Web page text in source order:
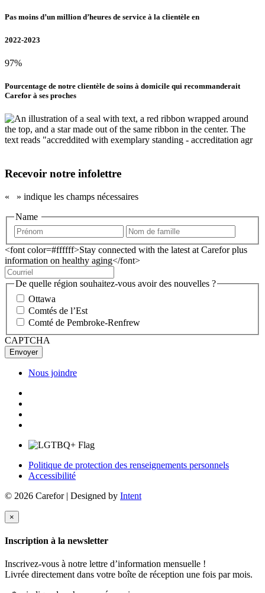
Pas moins d’un million d’heures de service à la clientèle en
2022-2023
97%
Pourcentage de notre clientèle de soins à domicile qui recommanderait
Carefor à ses proches
Recevoir notre infolettre
«
» indique les champs nécessaires
Name
<font color=#ffffff>Stay connected with the latest at Carefor plus
information on healthy aging</font>
De quelle région souhaitez-vous avoir des nouvelles ?
Ottawa
Comtés de l’Est
Comté de Pembroke-Renfrew
CAPTCHA
Nous joindre
Politique de protection des renseignements personnels
Accessibilité
© 2026 Carefor | Designed by Intent
×
Inscription à la newsletter
Inscrivez-vous à notre lettre d’information mensuelle !
Livrée directement dans votre boîte de réception une fois par mois.